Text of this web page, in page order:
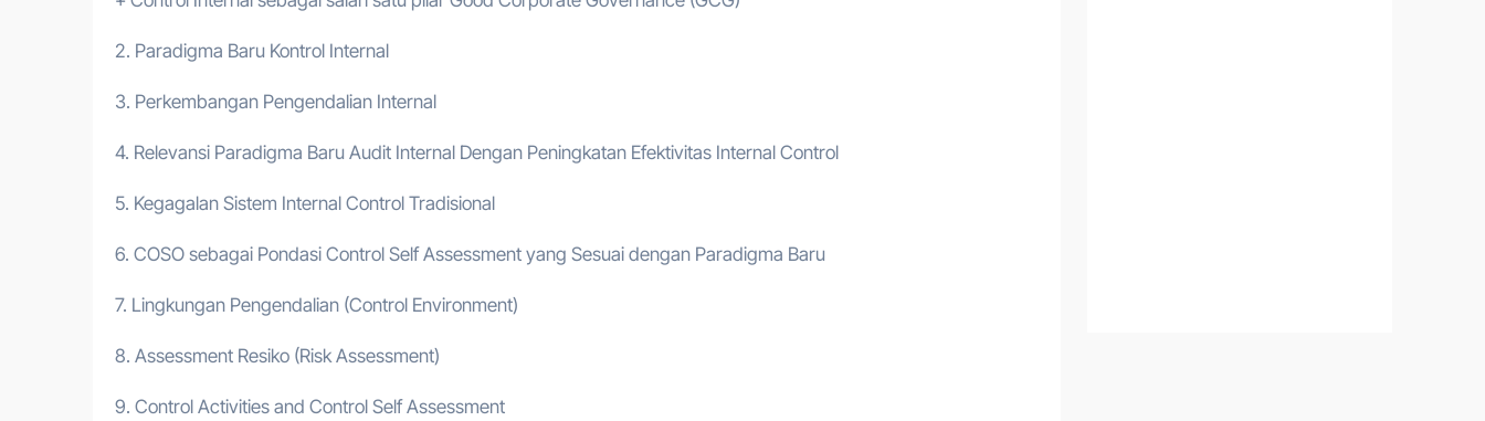
2. Paradigma Baru Kontrol Internal
3. Perkembangan Pengendalian Internal
4. Relevansi Paradigma Baru Audit Internal Dengan Peningkatan Efektivitas Internal Control
5. Kegagalan Sistem Internal Control Tradisional
6. COSO sebagai Pondasi Control Self Assessment yang Sesuai dengan Paradigma Baru
7. Lingkungan Pengendalian (Control Environment)
8. Assessment Resiko (Risk Assessment)
9. Control Activities and Control Self Assessment